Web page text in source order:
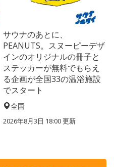
サウナのあとに、
PEANUTS。スヌーピーデザ
インのオリジナルの冊子と
ステッカーが無料でもらえ
る企画が全国33の温浴施設
でスタート
全国
2026年8月3日 18:00更新